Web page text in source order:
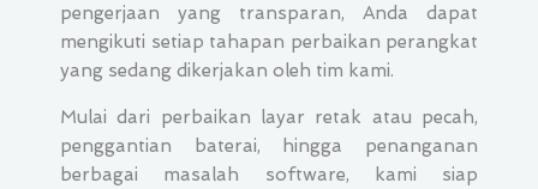
pengerjaan yang transparan, Anda dapat
mengikuti setiap tahapan perbaikan perangkat
yang sedang dikerjakan oleh tim kami.
Mulai dari perbaikan layar retak atau pecah,
penggantian baterai, hingga penanganan
berbagai masalah software, kami siap